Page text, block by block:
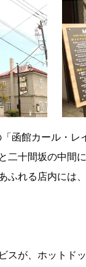
函館カール・
二十間坂の中間
ふれる店内には
スが、ホットド